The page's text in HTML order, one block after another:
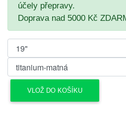
účely přepravy.
Doprava nad 5000 Kč